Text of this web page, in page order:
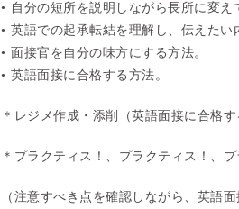
• 自分の短所を説明しながら長所に変え
• 英語での起承転結を理解し、伝えたい
• 面接官を自分の味方にする方法。
• 英語面接に合格する方法。
＊レジメ作成・添削（英語面接に合格
＊プラクティス！、プラクティス！、プ
（注意すべき点を確認しながら、英語面